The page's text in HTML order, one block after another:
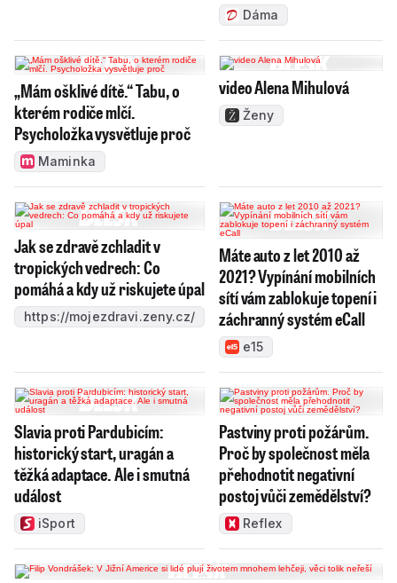
Dáma
„Mám ošklivé dítě.“ Tabu, o
kterém rodiče mlčí.
Psycholožka vysvětluje proč
Maminka
video Alena Mihulová
Ženy
Jak se zdravě zchladit v
tropických vedrech: Co
pomáhá a kdy už riskujete úpal
https://mojezdravi.zeny.cz/
Máte auto z let 2010 až
2021? Vypínání mobilních
sítí vám zablokuje topení i
záchranný systém eCall
e15
Slavia proti Pardubicím:
historický start, uragán a
těžká adaptace. Ale i smutná
událost
iSport
Pastviny proti požárům.
Proč by společnost měla
přehodnotit negativní
postoj vůči zemědělství?
Reflex